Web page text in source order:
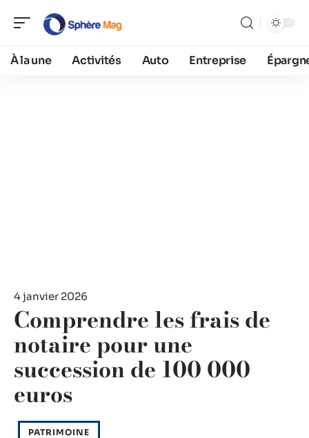
À la une Activités Auto Entreprise
4 janvier 2026
Comprendre les frais de
notaire pour une
succession de 100 000
euros
PATRIMOINE